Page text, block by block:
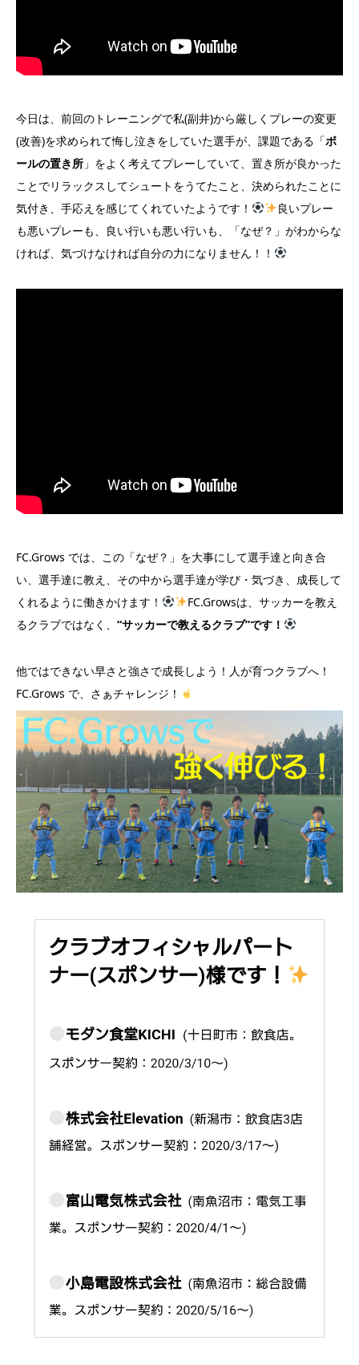
今日は、前回のトレーニングで私(副井)から厳しくプレーの変更
(改善)を求められて悔し泣きをしていた選手が、課題である「ボ
ールの置き所 」をよく考えてプレーしていて、置き所が良かった
ことでリラックスしてシュートをうてたこと、決められたことに
気付き、手応えを感じてくれていたようです！
良いプレー
も悪いプレーも、良い行いも悪い行いも、「なぜ？」がわからな
ければ、気づけなければ自分の力になりません！！
FC.Grows では、この「なぜ？」を大事にして選手達と向き合
い、選手達に教え、その中から選手達が学び・気づき、成長して
くれるように働きかけます！
FC.Growsは、サッカーを教え
るクラブではなく、 “サッカーで教えるクラブ”です！
他ではできない早さと強さで成長しよう！人が育つクラブへ！
FC.Grows で、さぁチャレンジ！